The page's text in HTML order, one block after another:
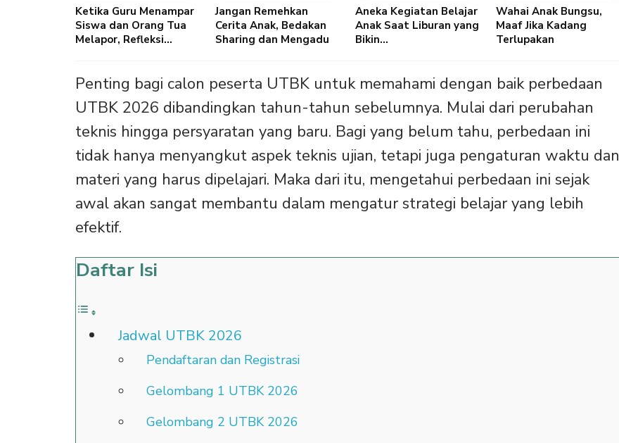
Ketika Guru Menampar
Siswa dan Orang Tua
Melapor, Refleksi…
Jangan Remehkan
Cerita Anak, Bedakan
Sharing dan Mengadu
Aneka Kegiatan Belajar
Anak Saat Liburan yang
Bikin…
Wahai Anak Bungsu,
Maaf Jika Kadang
Terlupakan
Penting bagi calon peserta UTBK untuk memahami dengan baik perbedaan
UTBK 2026 dibandingkan tahun-tahun sebelumnya. Mulai dari perubahan
teknis hingga persyaratan yang baru. Bagi yang belum tahu, perbedaan ini
tidak hanya menyangkut aspek teknis ujian, tetapi juga pengaturan waktu dan
materi yang harus dipelajari. Maka dari itu, mengetahui perbedaan ini sejak
awal akan sangat membantu dalam mengatur strategi belajar yang lebih
efektif.
Daftar Isi
Jadwal UTBK 2026
Pendaftaran dan Registrasi
Gelombang 1 UTBK 2026
Gelombang 2 UTBK 2026